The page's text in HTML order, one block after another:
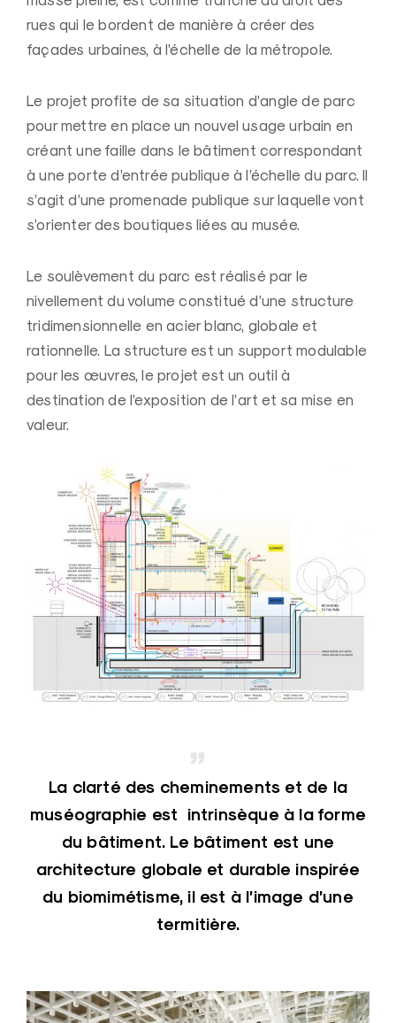
rues qui le bordent de manière à créer des
façades urbaines, à l’échelle de la métropole.
Le projet profite de sa situation d’angle de parc
pour mettre en place un nouvel usage urbain en
créant une faille dans le bâtiment correspondant
à une porte d’entrée publique à l’échelle du parc. Il
s’agit d’une promenade publique sur laquelle vont
s’orienter des boutiques liées au musée.
Le soulèvement du parc est réalisé par le
nivellement du volume constitué d’une structure
tridimensionnelle en acier blanc, globale et
rationnelle. La structure est un support modulable
pour les œuvres, le projet est un outil à
destination de l’exposition de l’art et sa mise en
valeur.
La clarté des cheminements et de la
muséographie est intrinsèque à la forme
du bâtiment. Le bâtiment est une
architecture globale et durable inspirée
du biomimétisme, il est à l’image d’une
termitière.